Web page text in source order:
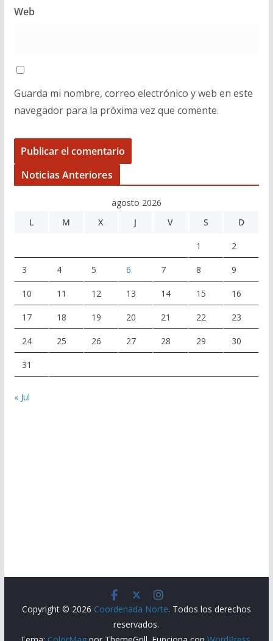
Web
Guarda mi nombre, correo electrónico y web en este
navegador para la próxima vez que comente.
Noticias Anteriores
agosto 2026
L
M X J V S D
1 2
3 4 5 6 7 8 9
10 11 12 13 14 15 16
17 18 19 20 21 22 23
24 25 26 27 28 29 30
31
« Jul
Copyright © 2026 Coordenada Norte. Todos los derechos
reservados.